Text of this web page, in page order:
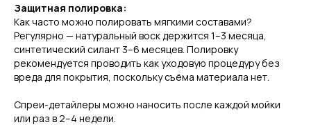
Защитная полировка:
Как часто можно полировать мягкими составами?
Регулярно — натуральный воск держится 1–3 месяца,
синтетический силант 3–6 месяцев. Полировку
рекомендуется проводить как уходовую процедуру без
вреда для покрытия, поскольку съёма материала нет.
Спреи-детайлеры можно наносить после каждой мойки
или раз в 2–4 недели.